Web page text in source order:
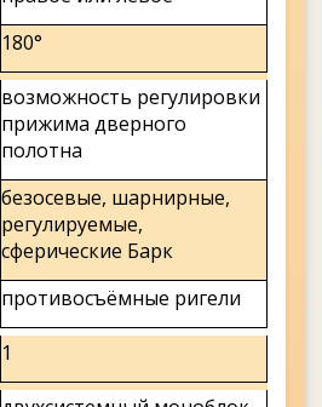
180°
возможность регулировки
прижима дверного
полотна
безосевые, шарнирные,
регулируемые,
сферические Барк
противосъёмные ригели
1